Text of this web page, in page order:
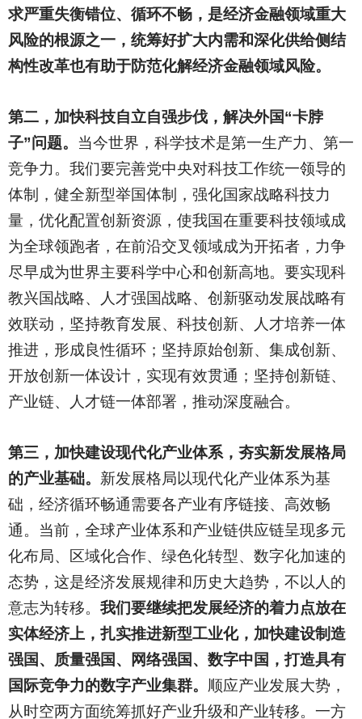
求严重失衡错位、循环不畅，是经济金融领域重大
风险的根源之一，统筹好扩大内需和深化供给侧结
构性改革也有助于防范化解经济金融领域风险。
第二，加快科技自立自强步伐，解决外国“卡脖
子”问题。 当今世界，科学技术是第一生产力、第一
竞争力。我们要完善党中央对科技工作统一领导的
体制，健全新型举国体制，强化国家战略科技力
量，优化配置创新资源，使我国在重要科技领域成
为全球领跑者，在前沿交叉领域成为开拓者，力争
尽早成为世界主要科学中心和创新高地。要实现科
教兴国战略、人才强国战略、创新驱动发展战略有
效联动，坚持教育发展、科技创新、人才培养一体
推进，形成良性循环；坚持原始创新、集成创新、
开放创新一体设计，实现有效贯通；坚持创新链、
产业链、人才链一体部署，推动深度融合。
第三，加快建设现代化产业体系，夯实新发展格局
的产业基础。 新发展格局以现代化产业体系为基
础，经济循环畅通需要各产业有序链接、高效畅
通。当前，全球产业体系和产业链供应链呈现多元
化布局、区域化合作、绿色化转型、数字化加速的
态势，这是经济发展规律和历史大趋势，不以人的
意志为转移。 我们要继续把发展经济的着力点放在
实体经济上，扎实推进新型工业化，加快建设制造
强国、质量强国、网络强国、数字中国，打造具有
国际竞争力的数字产业集群。 顺应产业发展大势，
从时空两方面统筹抓好产业升级和产业转移。一方